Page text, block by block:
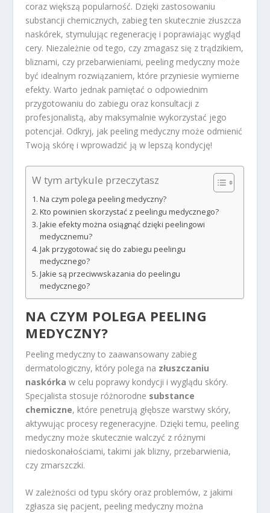
coraz większą popularność. Dzięki zastosowaniu
substancji chemicznych, zabieg ten skutecznie złuszcza
naskórek, stymulując regenerację i poprawiając wygląd
cery. Niezależnie od tego, czy zmagasz się z trądzikiem,
bliznami, czy przebarwieniami, peeling medyczny może
być idealnym rozwiązaniem, które przyniesie wymierne
efekty. Warto jednak pamiętać o odpowiednim
przygotowaniu do zabiegu oraz konsultacji z
profesjonalistą, aby maksymalnie wykorzystać jego
potencjał. Odkryj, jak peeling medyczny może odmienić
Twoją skórę i wprowadzić ją w lepszą kondycję!
W tym artykule przeczytasz
Na czym polega peeling medyczny?
Kto powinien skorzystać z peelingu medycznego?
Jakie efekty można osiągnąć dzięki peelingowi
medycznemu?
Jak przygotować się do zabiegu peelingu
medycznego?
Jakie są przeciwwskazania do peelingu
medycznego?
NA CZYM POLEGA PEELING
MEDYCZNY?
Peeling medyczny to zaawansowany zabieg
dermatologiczny, który polega na złuszczaniu
naskórka w celu poprawy kondycji i wyglądu skóry.
Specjalista stosuje różnorodne substance
chemiczne, które penetrują głębsze warstwy skóry,
aktywując procesy regeneracyjne. Dzięki temu, peeling
medyczny może skutecznie walczyć z różnymi
niedoskonałościami, takimi jak blizny, przebarwienia,
czy zmarszczki.
W zależności od typu skóry oraz problemów, z jakimi
zgłasza się pacjent, peeling medyczny można